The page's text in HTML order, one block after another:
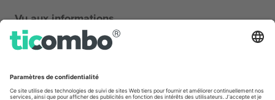
Vu aux informations